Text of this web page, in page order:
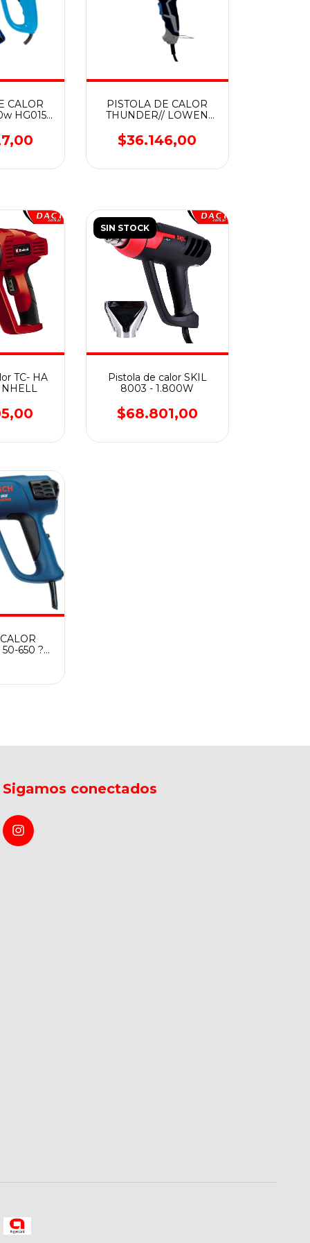
CALOR
HG015 /
Y
PISTOLA DE CALOR
THUNDER// LOWEN
$36.146,00
TC- HA
SIN STOCK
Pistola de calor SKIL
8003 - 1.800W
$68.801,00
650 ?C
Sigamos conectados